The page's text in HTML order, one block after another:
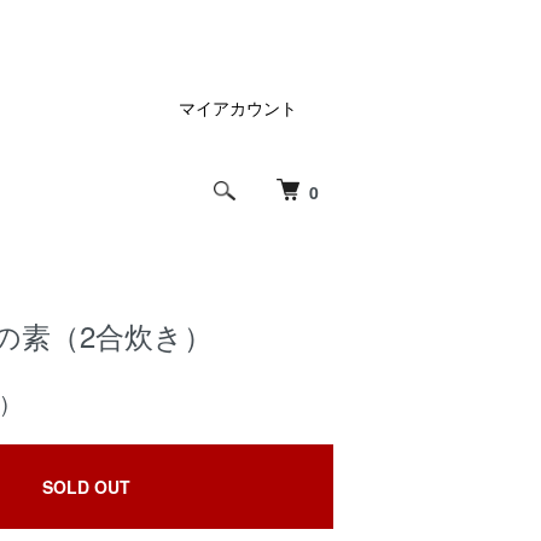
0
マイアカウント
素（2合炊き）
SOLD OUT